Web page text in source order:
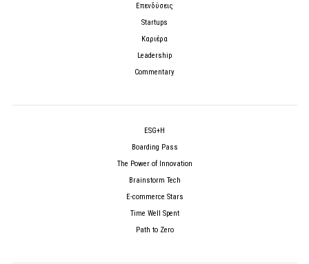
Επενδύσεις
Startups
Καριέρα
Leadership
Commentary
ESG+H
Boarding Pass
The Power of Innovation
Brainstorm Tech
E-commerce Stars
Time Well Spent
Path to Zero